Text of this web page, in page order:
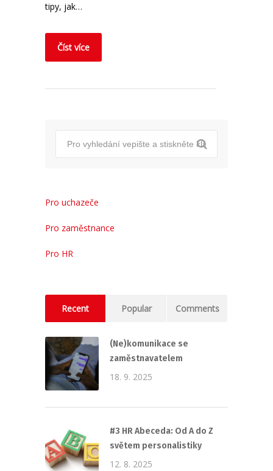
tipy, jak…
Číst více
Pro uchazeče
Pro zaměstnance
Pro HR
Recent Popular Comments
(Ne)komunikace se
zaměstnavatelem
18. 9. 2025
#3 HR Abeceda: Od A do Z
světem personalistiky
12. 8. 2025